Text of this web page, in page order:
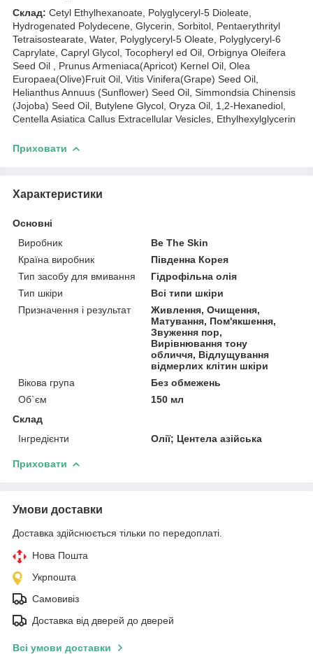
Склад: Cetyl Ethylhexanoate, Polyglyceryl-5 Dioleate,
Hydrogenated Polydecene, Glycerin, Sorbitol, Pentaerythrityl
Tetraisostearate, Water, Polyglyceryl-5 Oleate, Polyglyceryl-6
Caprylate, Capryl Glycol, Tocopheryl ed Oil, Orbignya Oleifera
Seed Oil , Prunus Armeniaca(Apricot) Kernel Oil, Olea
Europaea(Olive)Fruit Oil, Vitis Vinifera(Grape) Seed Oil,
Helianthus Annuus (Sunflower) Seed Oil, Simmondsia Chinensis
(Jojoba) Seed Oil, Butylene Glycol, Oryza Oil, 1,2-Hexanediol,
Centella Asiatica Callus Extracellular Vesicles, Ethylhexylglycerin
Приховати
Характеристики
Основні
Виробник
Be The Skin
Країна виробник
Південна Корея
Тип засобу для вмивання
Гідрофільна олія
Тип шкіри
Всі типи шкіри
Призначення і результат
Живлення, Очищення,
Матування, Пом'якшення,
Звуження пор,
Вирівнювання тону
обличчя, Відлущування
відмерлих клітин шкіри
Вікова група
Без обмежень
Об`єм
150 мл
Склад
Інгредієнти
Олії; Центела азійська
Приховати
Умови доставки
Доставка здійснюється тільки по передоплаті.
Нова Пошта
Укрпошта
Самовивіз
Доставка від дверей до дверей
Всі умови доставки